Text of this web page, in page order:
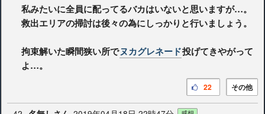
私みたいに全員に配ってるバカはいないと思いますが…。
救出エリアの掃討は後々の為にしっかりと行いましょう。
拘束解いた瞬間狭い所でヌカグレネード投げてきやがって
よ…。
その他
22